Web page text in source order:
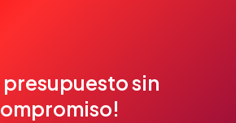
presupuesto sin